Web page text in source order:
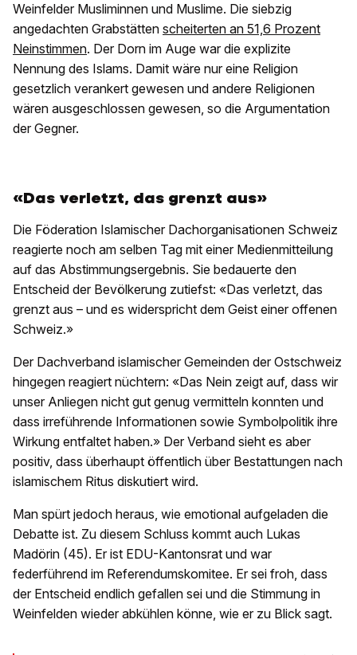
Weinfelder Musliminnen und Muslime. Die siebzig
angedachten Grabstätten scheiterten an 51,6 Prozent
Neinstimmen. Der Dorn im Auge war die explizite
Nennung des Islams. Damit wäre nur eine Religion
gesetzlich verankert gewesen und andere Religionen
wären ausgeschlossen gewesen, so die Argumentation
der Gegner.
«Das verletzt, das grenzt aus»
Die Föderation Islamischer Dachorganisationen Schweiz
reagierte noch am selben Tag mit einer Medienmitteilung
auf das Abstimmungsergebnis. Sie bedauerte den
Entscheid der Bevölkerung zutiefst: «Das verletzt, das
grenzt aus – und es widerspricht dem Geist einer offenen
Schweiz.»
Der Dachverband islamischer Gemeinden der Ostschweiz
hingegen reagiert nüchtern: «Das Nein zeigt auf, dass wir
unser Anliegen nicht gut genug vermitteln konnten und
dass irreführende Informationen sowie Symbolpolitik ihre
Wirkung entfaltet haben.» Der Verband sieht es aber
positiv, dass überhaupt öffentlich über Bestattungen nach
islamischem Ritus diskutiert wird.
Man spürt jedoch heraus, wie emotional aufgeladen die
Debatte ist. Zu diesem Schluss kommt auch Lukas
Madörin (45). Er ist EDU-Kantonsrat und war
federführend im Referendumskomitee. Er sei froh, dass
der Entscheid endlich gefallen sei und die Stimmung in
Weinfelden wieder abkühlen könne, wie er zu Blick sagt.